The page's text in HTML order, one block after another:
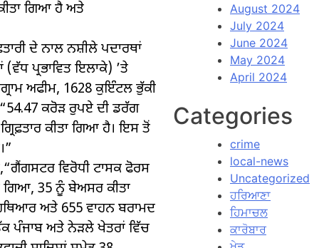
ਗਿਆ ਹੈ ਅਤੇ
ਦੇ ਨਾਲ ਨਸ਼ੀਲੇ ਪਦਾਰਥਾਂ
ਪ੍ਰਭਾਵਿਤ ਇਲਾਕੇ) ’ਤੇ
ਅਫੀਮ, 1628 ਕੁਇੰਟਲ ਭੁੱਕੀ
ਕਰੋੜ ਰੁਪਏ ਦੀ ਡਰੱਗ
ਕੀਤਾ ਗਿਆ ਹੈ। ਇਸ ਤੋਂ
ਵਿਰੋਧੀ ਟਾਸਕ ਫੋਰਸ
ਗਿਆ, 35 ਨੂੰ ਬੇਅਸਰ ਕੀਤਾ
ਅਤੇ 655 ਵਾਹਨ ਬਰਾਮਦ
ਪੰਜਾਬ ਅਤੇ ਨੇੜਲੇ ਖੇਤਰਾਂ ਵਿੱਚ
August 2024
July 2024
June 2024
May 2024
April 2024
Categories
crime
local-news
Uncategorized
ਹਰਿਆਣਾ
ਹਿਮਾਚਲ
ਕਾਰੋਬਾਰ